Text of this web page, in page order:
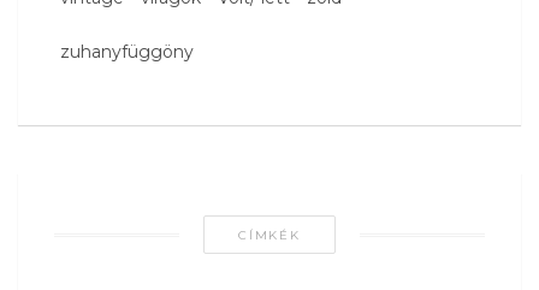
zuhanyfüggöny
CÍMKÉK